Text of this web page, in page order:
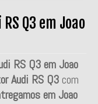
Q3 em Joao
RS Q3 em Joao
Audi RS Q3com
em Joao